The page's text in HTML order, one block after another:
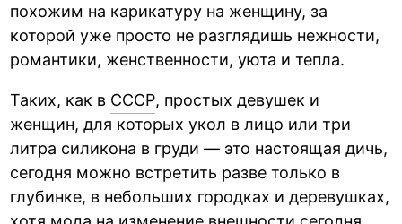
похожим на карикатуру на женщину, за
которой уже просто не разглядишь нежности,
романтики, женственности, уюта и тепла.
Таких, как в СССР, простых девушек и
женщин, для которых укол в лицо или три
литра силикона в груди — это настоящая дичь,
сегодня можно встретить разве только в
глубинке, в небольших городках и деревушках,